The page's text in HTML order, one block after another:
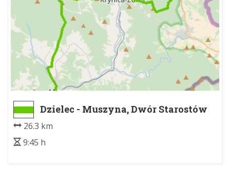
Dzielec - Muszyna, Dwór Starostów
26.3 km
9:45 h